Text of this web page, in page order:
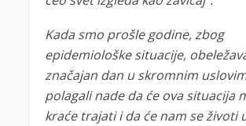
Kada smo prošle godine, zbog
epidemiološke situacije,
značajan dan u skromnim
polagali nade da će ova situacija
kraće trajati i da će nam se životi